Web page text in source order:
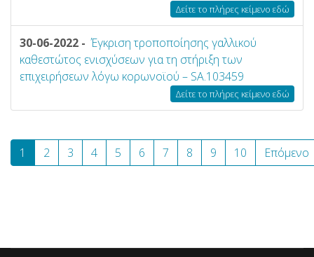
Δείτε το πλήρες κείμενο εδώ
30-06-2022 - Έγκριση τροποποίησης γαλλικού
καθεστώτος ενισχύσεων για τη στήριξη των
επιχειρήσεων λόγω κορωνοϊού – SA.103459
Δείτε το πλήρες κείμενο εδώ
1 2 3 4 5 6 7 8 9 10 Επόμενο